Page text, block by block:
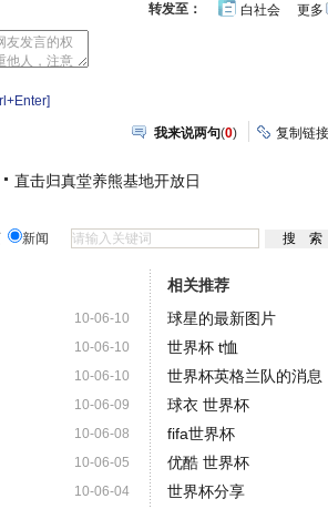
更多
转发至： 白社会
我来说两句(0) 复制链接
直击归真堂养熊基地开放日
新闻
10-06-10
10-06-10
10-06-10
10-06-09
10-06-08
10-06-05
10-06-04
相关推荐
球星的最新图片
世界杯 t恤
世界杯英格兰队的消息
球衣 世界杯
fifa世界杯
优酷 世界杯
世界杯分享